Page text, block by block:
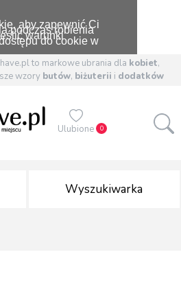
aby zapewnić Ci
podczas robienia
warunki
do cookie w
to markowe ubrania dla kobiet,
wzory butów, biżuterii i dodatków
Ulubione 0
Wyszukiwarka